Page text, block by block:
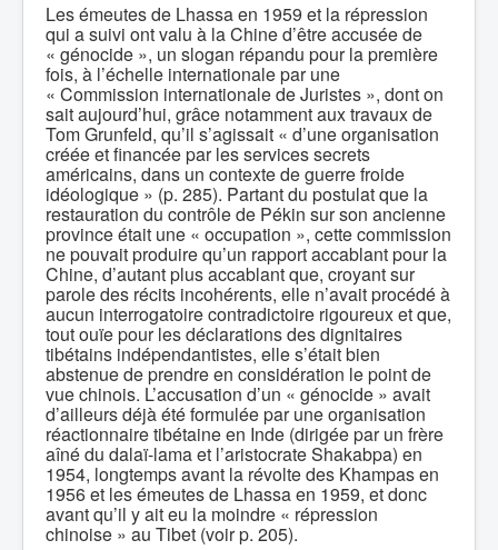
Les émeutes de Lhassa en 1959 et la répression
qui a suivi ont valu à la Chine d’être accusée de
« génocide », un slogan répandu pour la première
fois, à l’échelle internationale par une
« Commission internationale de Juristes », dont on
sait aujourd’hui, grâce notamment aux travaux de
Tom Grunfeld, qu’il s’agissait « d’une organisation
créée et financée par les services secrets
américains, dans un contexte de guerre froide
idéologique » (p. 285). Partant du postulat que la
restauration du contrôle de Pékin sur son ancienne
province était une « occupation », cette commission
ne pouvait produire qu’un rapport accablant pour la
Chine, d’autant plus accablant que, croyant sur
parole des récits incohérents, elle n’avait procédé à
aucun interrogatoire contradictoire rigoureux et que,
tout ouïe pour les déclarations des dignitaires
tibétains indépendantistes, elle s’était bien
abstenue de prendre en considération le point de
vue chinois. L’accusation d’un « génocide » avait
d’ailleurs déjà été formulée par une organisation
réactionnaire tibétaine en Inde (dirigée par un frère
aîné du dalaï-lama et l’aristocrate Shakabpa) en
1954, longtemps avant la révolte des Khampas en
1956 et les émeutes de Lhassa en 1959, et donc
avant qu’il y ait eu la moindre « répression
chinoise » au Tibet (voir p. 205).